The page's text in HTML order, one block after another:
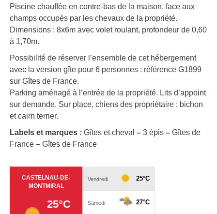
Piscine chauffée en contre-bas de la maison, face aux
champs occupés par les chevaux de la propriété.
Dimensions : 8x6m avec volet roulant, profondeur de 0,60
à 1,70m.
Possibilité de réserver l’ensemble de cet hébergement
avec la version gîte pour 6 personnes : référence G1899
sur Gîtes de France.
Parking aménagé à l’entrée de la propriété. Lits d’appoint
sur demande. Sur place, chiens des propriétaire : bichon
et cairn terrier.
Labels et marques : Gîtes et cheval – 3 épis – Gîtes de
France – Gîtes de France